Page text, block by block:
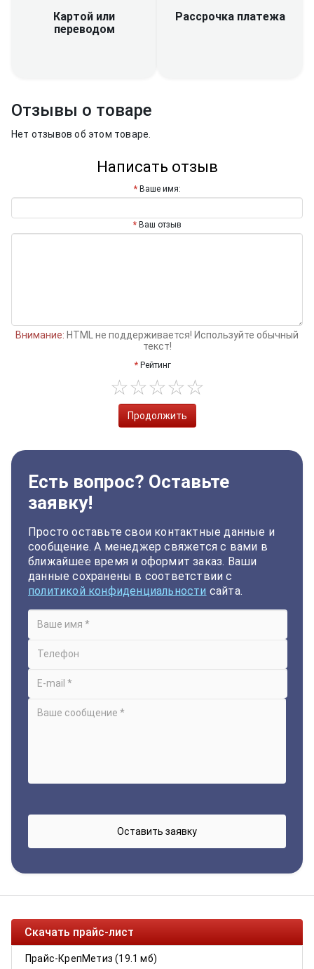
Картой или
переводом
Рассрочка платежа
Отзывы о товаре
Нет отзывов об этом товаре.
Написать отзыв
Ваше имя:
Ваш отзыв
Внимание: HTML не поддерживается! Используйте обычный
текст!
Рейтинг
Продолжить
Есть вопрос? Оставьте
заявку!
Просто оставьте свои контактные данные и
сообщение. А менеджер свяжется с вами в
ближайшее время и оформит заказ. Ваши
данные сохранены в соответствии с
политикой конфиденциальности сайта.
Скачать прайс-лист
Прайс-КрепМетиз (19.1 мб)